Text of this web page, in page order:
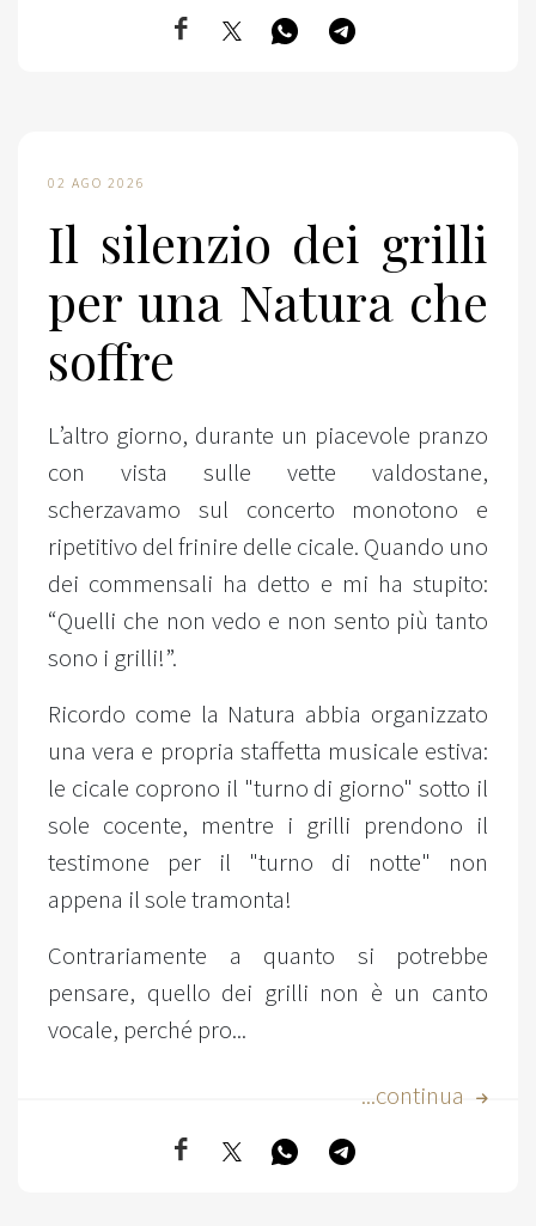
02 AGO 2026
Il silenzio dei grilli
per una Natura che
soffre
L’altro giorno, durante un piacevole pranzo
con vista sulle vette valdostane,
scherzavamo sul concerto monotono e
ripetitivo del frinire delle cicale. Quando uno
dei commensali ha detto e mi ha stupito:
“Quelli che non vedo e non sento più tanto
sono i grilli!”.
Ricordo come la Natura abbia organizzato
una vera e propria staffetta musicale estiva:
le cicale coprono il "turno di giorno" sotto il
sole cocente, mentre i grilli prendono il
testimone per il "turno di notte" non
appena il sole tramonta!
Contrariamente a quanto si potrebbe
pensare, quello dei grilli non è un canto
vocale, perché pro...
...continua